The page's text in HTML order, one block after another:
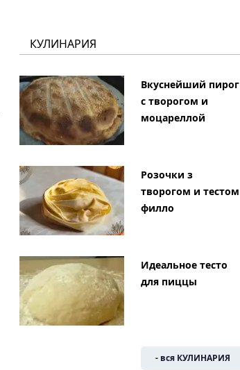
КУЛИНАРИЯ
Вкуснейший пирог
с творогом и
моцареллой
Розочки з
творогом и тестом
филло
Идеальное тесто
для пиццы
- вся КУЛИНАРИЯ